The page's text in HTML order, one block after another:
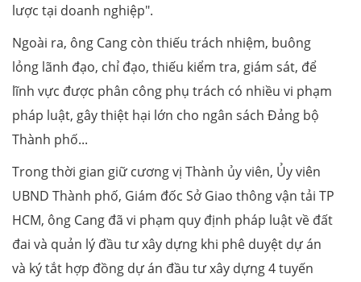
lược tại doanh nghiệp".
Ngoài ra, ông Cang còn thiếu trách nhiệm, buông
lỏng lãnh đạo, chỉ đạo, thiếu kiểm tra, giám sát, để
lĩnh vực được phân công phụ trách có nhiều vi phạm
pháp luật, gây thiệt hại lớn cho ngân sách Đảng bộ
Thành phố...
Trong thời gian giữ cương vị Thành ủy viên, Ủy viên
UBND Thành phố, Giám đốc Sở Giao thông vận tải TP
HCM, ông Cang đã vi phạm quy định pháp luật về đất
đai và quản lý đầu tư xây dựng khi phê duyệt dự án
và ký tắt hợp đồng dự án đầu tư xây dựng 4 tuyến